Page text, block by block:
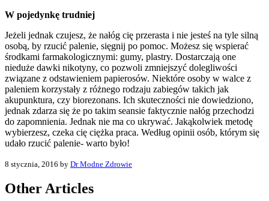
W pojedynkę trudniej
Jeżeli jednak czujesz, że nałóg cię przerasta i nie jesteś na tyle silną
osobą, by rzucić palenie, sięgnij po pomoc. Możesz się wspierać
środkami farmakologicznymi: gumy, plastry. Dostarczają one
nieduże dawki nikotyny, co pozwoli zmniejszyć dolegliwości
związane z odstawieniem papierosów. Niektóre osoby w walce z
paleniem korzystały z różnego rodzaju zabiegów takich jak
akupunktura, czy biorezonans. Ich skuteczności nie dowiedziono,
jednak zdarza się że po takim seansie faktycznie nałóg przechodzi
do zapomnienia. Jednak nie ma co ukrywać. Jakąkolwiek metodę
wybierzesz, czeka cię ciężka praca. Według opinii osób, którym się
udało rzucić palenie- warto było!
8 stycznia, 2016 by Dr Modne Zdrowie
Other Articles